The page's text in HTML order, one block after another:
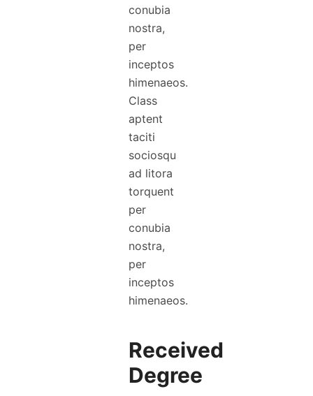
conubia
nostra,
per
inceptos
himenaeos.
Class
aptent
taciti
sociosqu
ad litora
torquent
per
conubia
nostra,
per
inceptos
himenaeos.
Received
Degree